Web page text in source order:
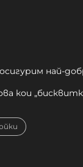
най-
кои